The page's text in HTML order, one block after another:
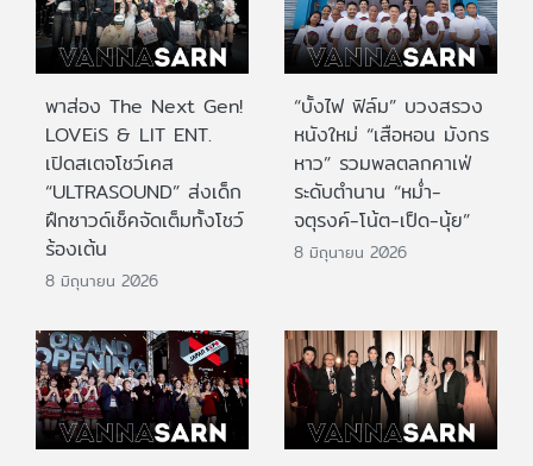
พาส่อง The Next Gen!
LOVEiS & LIT ENT.
เปิดสเตจโชว์เคส
“ULTRASOUND” ส่งเด็ก
ฝึกซาวด์เช็คจัดเต็มทั้งโชว์
ร้องเต้น
8 มิถุนายน 2026
“บั้งไฟ ฟิล์ม” บวงสรวง
หนังใหม่ “เสือหอน มังกร
หาว” รวมพลตลกคาเฟ่
ระดับตำนาน “หม่ำ-
จตุรงค์-โน้ต-เป็ด-นุ้ย”
8 มิถุนายน 2026